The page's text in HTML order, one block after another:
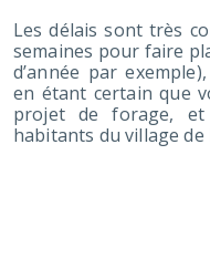
Les délais sont très
semaines pour faire
d’année par
en étant certain que
projet de forage,
habitants du village de